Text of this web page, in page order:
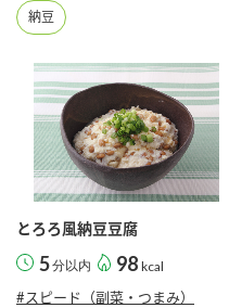
ミツカンのCM
人気商品 ＋ おすすめレシピ
キッザニア東
業務用サイト ミツカングルー
納豆
とろろ風納豆豆腐
5分以内 98 kcal
#スピード（副菜・つまみ）